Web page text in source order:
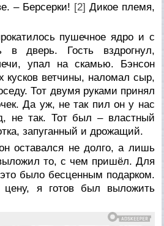
– Берсерки! [2] Дикое племя,
пушечное ядро и с
в дверь. Гость вздрогнул,
упал на скамью. Бэнсон
кусков ветчины, наломал сыр,
Тот двумя руками принял
Да уж, не так пил он у нас
не так. Тот был – властный
запуганный и дрожащий.
оставался не долго, а лишь
то, с чем пришёл. Для
было бесценным подарком.
цену, я готов был выложить